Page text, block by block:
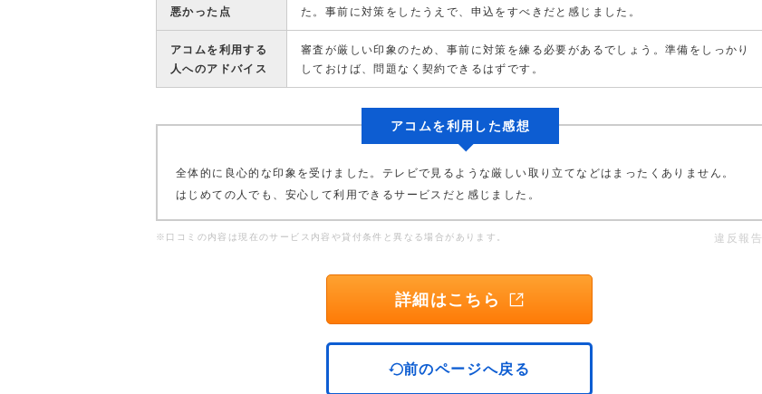
悪かった点
た。事前に対策をしたうえで、申込をすべきだと感じました。
アコムを利用する
人へのアドバイス
審査が厳しい印象のため、事前に対策を練る必要があるでしょう。準備をしっかり
しておけば、問題なく契約できるはずです。
アコムを利用した感想
全体的に良心的な印象を受けました。テレビで見るような厳しい取り立てなどはまったくありません。
はじめての人でも、安心して利用できるサービスだと感じました。
※口コミの内容は現在のサービス内容や貸付条件と異なる場合があります。 違反報告
詳細はこちら
前のページへ戻る